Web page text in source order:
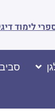
לימוד